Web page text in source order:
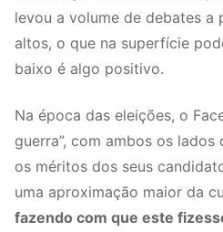
levou a volume de debates a
altos, o que na superfície
baixo é algo positivo.
Na época das eleições, o
guerra”, com ambos os
os méritos dos seus
uma aproximação maior da
fazendo com que este